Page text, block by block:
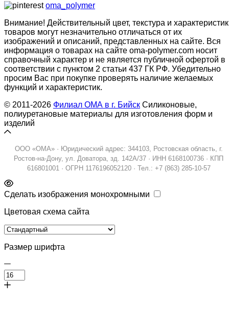
oma_polymer
Внимание! Действительный цвет, текстура и
товаров могут незначительно отличаться от их
изображений и описаний, представленных на сайте. Вся
информация о товарах на сайте oma-polymer.com носит
справочный характер и не является публичной офертой в
соответствии с пунктом 2 статьи 437 ГК РФ. Убедительно
просим Вас при покупке проверять наличие желаемых
функций и характеристик.
© 2011-2026 Филиал ОМА в г. Бийск Силиконовые,
полиуретановые материалы для изготовления форм и
изделий
ООО «ОМА» · Юридический адрес: 344103, Ростовская область, г.
Ростов-на-Дону, ул. Доватора, зд. 142А/37 · ИНН 6168100736 · КПП
616801001 · ОГРН 1176196052120 · Тел.: +7 (863) 285-10-57
Сделать изображения монохромными
Цветовая схема сайта
Размер шрифта